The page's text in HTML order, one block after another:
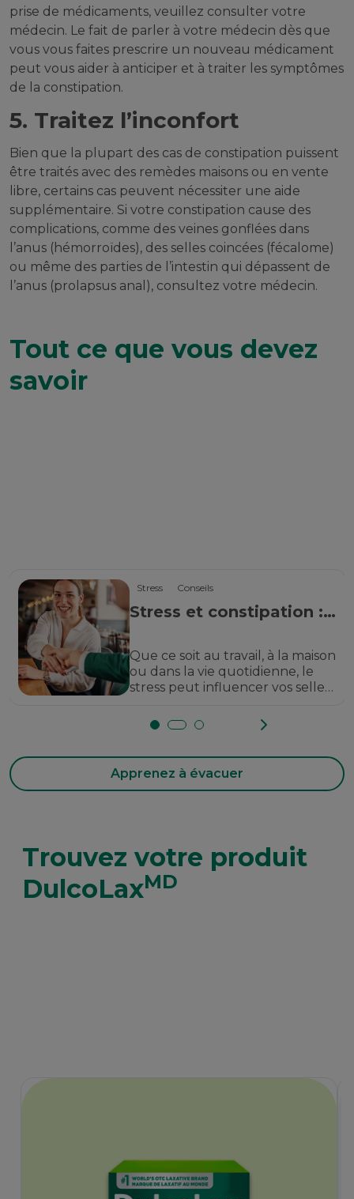
prise de médicaments, veuillez consulter votre
médecin. Le fait de parler à votre médecin dès que
vous vous faites prescrire un nouveau médicament
peut vous aider à anticiper et à traiter les symptômes
de la constipation.
5. Traitez l’inconfort
Bien que la plupart des cas de constipation puissent
être traités avec des remèdes maisons ou en vente
libre, certains cas peuvent nécessiter une aide
supplémentaire. Si votre constipation cause des
complications, comme des veines gonflées dans
l’anus (hémorroïdes), des selles coincées (fécalome)
ou même des parties de l’intestin qui dépassent de
l’anus (prolapsus anal), consultez votre médecin.
Tout ce que vous devez
savoir
Stress Conseils
Stress et constipation :
Que ce soit au travail, à la maison
ou dans la vie quotidienne, le
stress peut influencer vos selles
occasionnelle.
Apprenez à évacuer
Trouvez votre produit
DulcoLaxMD